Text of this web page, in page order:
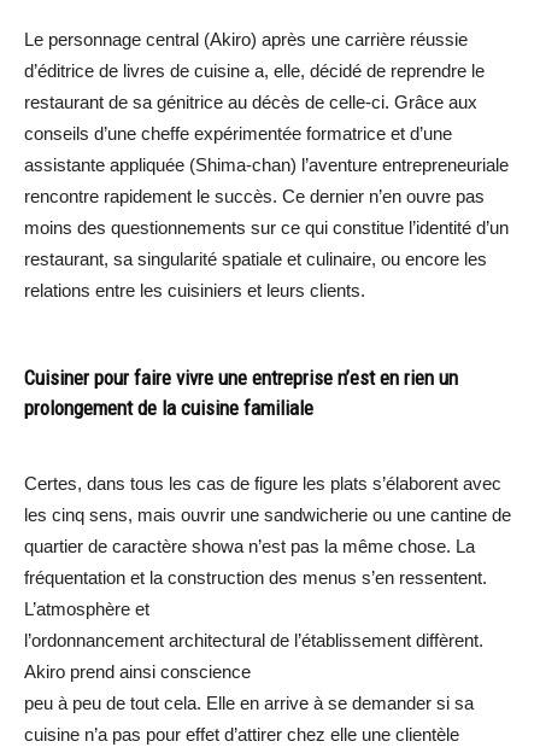
Le personnage central (Akiro) après une carrière réussie
d’éditrice de livres de cuisine a, elle, décidé de reprendre le
restaurant de sa génitrice au décès de celle-ci. Grâce aux
conseils d’une cheffe expérimentée formatrice et d’une
assistante appliquée (Shima-chan) l’aventure entrepreneuriale
rencontre rapidement le succès. Ce dernier n’en ouvre pas
moins des questionnements sur ce qui constitue l’identité d’un
restaurant, sa singularité spatiale et culinaire, ou encore les
relations entre les cuisiniers et leurs clients.
Cuisiner pour faire vivre une entreprise n’est en rien un
prolongement de la cuisine familiale
Certes, dans tous les cas de figure les plats s’élaborent avec
les cinq sens, mais ouvrir une sandwicherie ou une cantine de
quartier de caractère showa n’est pas la même chose. La
fréquentation et la construction des menus s’en ressentent.
L’atmosphère et
l’ordonnancement architectural de l’établissement diffèrent.
Akiro prend ainsi conscience
peu à peu de tout cela. Elle en arrive à se demander si sa
cuisine n’a pas pour effet d’attirer chez elle une clientèle